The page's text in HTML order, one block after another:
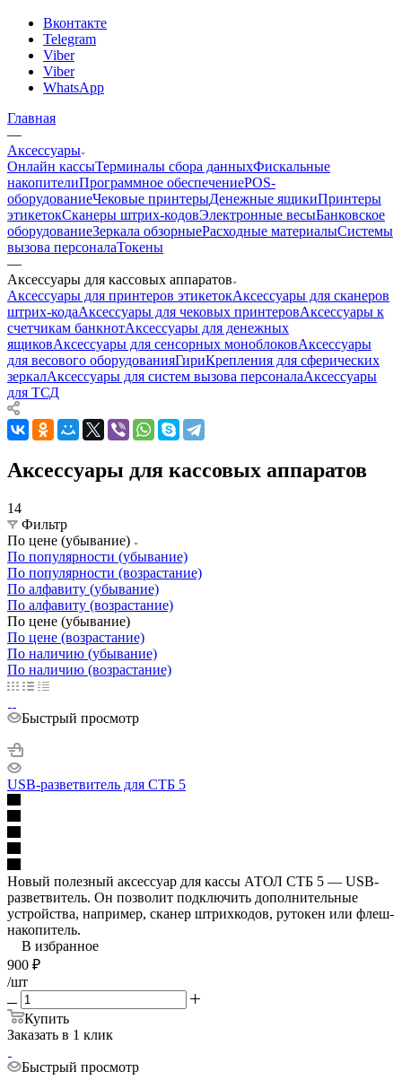
Вконтакте
Telegram
Viber
Viber
WhatsApp
Главная
—
Аксессуары
Онлайн кассыТерминалы сбора данныхФискальные
накопителиПрограммное обеспечениеPOS-
оборудованиеЧековые принтерыДенежные ящикиПринтеры
этикетокСканеры штрих-кодовЭлектронные весыБанковское
оборудованиеЗеркала обзорныеРасходные материалыСистемы
вызова персоналаТокены
—
Аксессуары для кассовых аппаратов
Аксессуары для принтеров этикетокАксессуары для сканеров
штрих-кодаАксессуары для чековых принтеровАксессуары к
счетчикам банкнотАксессуары для денежных
ящиковАксессуары для сенсорных моноблоковАксессуары
для весового оборудованияГириКрепления для сферических
зеркалАксессуары для систем вызова персоналаАксессуары
для ТСД
Аксессуары для кассовых аппаратов
14
Фильтр
По цене (убывание)
По популярности (убывание)
По популярности (возрастание)
По алфавиту (убывание)
По алфавиту (возрастание)
По цене (убывание)
По цене (возрастание)
По наличию (убывание)
По наличию (возрастание)
Быстрый просмотр
USB-разветвитель для СТБ 5
Новый полезный аксессуар для кассы АТОЛ СТБ 5 — USB-
разветвитель. Он позволит подключить дополнительные
устройства, например, сканер штрихкодов, рутокен или флеш-
накопитель.
В избранное
900 ₽
/шт
Купить
Заказать в 1 клик
Быстрый просмотр